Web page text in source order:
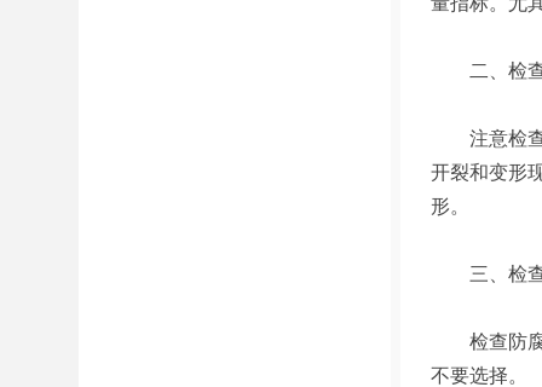
二、检查
注意检查
开裂和变形
形。
三、检查
检查防腐
不要选择。